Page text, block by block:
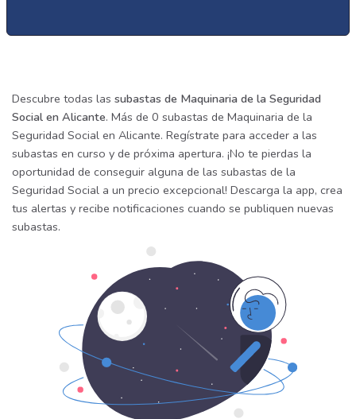
Descubre todas las subastas de Maquinaria de la Seguridad
Social en Alicante. Más de 0 subastas de Maquinaria de la
Seguridad Social en Alicante. Regístrate para acceder a las
subastas en curso y de próxima apertura. ¡No te pierdas la
oportunidad de conseguir alguna de las subastas de la
Seguridad Social a un precio excepcional! Descarga la app, crea
tus alertas y recibe notificaciones cuando se publiquen nuevas
subastas.